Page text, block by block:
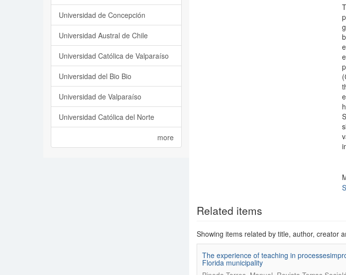
Related items
Showing items related by title, author, creator
The experience of teaching in
Florida municipality
Universidad de Concepción
Universidad Austral de Chile
Universidad Católica de Valparaíso
Universidad del Bio Bio
Universidad de Valparaíso
Universidad Católica del Norte
more